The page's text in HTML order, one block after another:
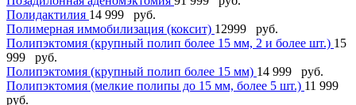
Полидактилия 14 999 руб.
Полимерная иммобилизация (коксит) 12999 руб.
Полипэктомия (крупный полип более 15 мм, 2 и более шт.) 15
999 руб.
Полипэктомия (крупный полип более 15 мм) 14 999 руб.
Полипэктомия (мелкие полипы до 15 мм, более 5 шт.) 11 999
руб.